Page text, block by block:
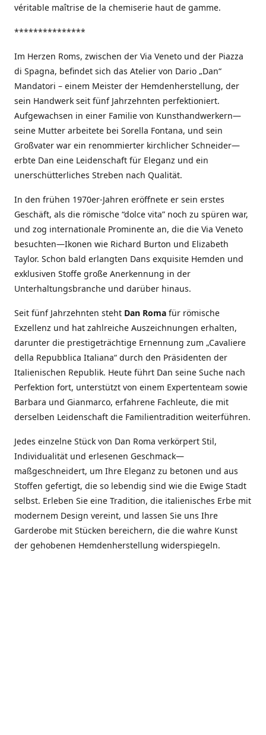
véritable maîtrise de la chemiserie haut de gamme.
***************
Im Herzen Roms, zwischen der Via Veneto und der Piazza
di Spagna, befindet sich das Atelier von Dario „Dan“
Mandatori – einem Meister der Hemdenherstellung, der
sein Handwerk seit fünf Jahrzehnten perfektioniert.
Aufgewachsen in einer Familie von Kunsthandwerkern—
seine Mutter arbeitete bei Sorella Fontana, und sein
Großvater war ein renommierter kirchlicher Schneider—
erbte Dan eine Leidenschaft für Eleganz und ein
unerschütterliches Streben nach Qualität.
In den frühen 1970er-Jahren eröffnete er sein erstes
Geschäft, als die römische “dolce vita” noch zu spüren war,
und zog internationale Prominente an, die die Via Veneto
besuchten—Ikonen wie Richard Burton und Elizabeth
Taylor. Schon bald erlangten Dans exquisite Hemden und
exklusiven Stoffe große Anerkennung in der
Unterhaltungsbranche und darüber hinaus.
Seit fünf Jahrzehnten steht Dan Roma für römische
Exzellenz und hat zahlreiche Auszeichnungen erhalten,
darunter die prestigeträchtige Ernennung zum „Cavaliere
della Repubblica Italiana“ durch den Präsidenten der
Italienischen Republik. Heute führt Dan seine Suche nach
Perfektion fort, unterstützt von einem Expertenteam sowie
Barbara und Gianmarco, erfahrene Fachleute, die mit
derselben Leidenschaft die Familientradition weiterführen.
Jedes einzelne Stück von Dan Roma verkörpert Stil,
Individualität und erlesenen Geschmack—
maßgeschneidert, um Ihre Eleganz zu betonen und aus
Stoffen gefertigt, die so lebendig sind wie die Ewige Stadt
selbst. Erleben Sie eine Tradition, die italienisches Erbe mit
modernem Design vereint, und lassen Sie uns Ihre
Garderobe mit Stücken bereichern, die die wahre Kunst
der gehobenen Hemdenherstellung widerspiegeln.